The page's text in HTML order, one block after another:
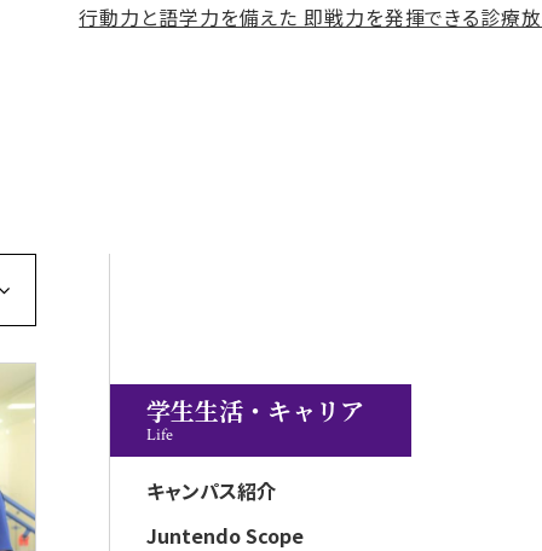
学生生活・キャリア
Life
キャンパス紹介
Juntendo Scope